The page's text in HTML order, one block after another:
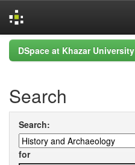
Skip
navigation
DSpace at Khazar University
Search
Search:
for